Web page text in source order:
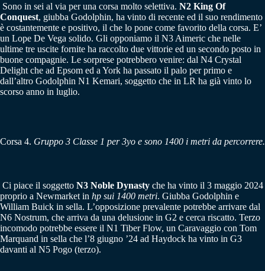
Sono in sei al via per una corsa molto selettiva. N2 King Of
Conquest, giubba Godolphin, ha vinto di recente ed il suo rendimento
è costantemente e positivo, il che lo pone come favorito della corsa. E’
un Lope De Vega solido. Gli opponiamo il N3 Aimeric che nelle
ultime tre uscite fornite ha raccolto due vittorie ed un secondo posto in
buone compagnie. Le sorprese potrebbero venire: dal N4 Crystal
Delight che ad Epsom ed a York ha passato il palo per primo e
dall’altro Godolphin N1 Kemari, soggetto che in LR ha già vinto lo
scorso anno in luglio.
Corsa 4. Gruppo 3 Classe 1 per 3yo e sono 1400 i metri da percorrere.
Ci piace il soggetto N3 Noble Dynasty che ha vinto il 3 maggio 2024
proprio a Newmarket in hp sui 1400 metri. Giubba Godolphin e
William Buick in sella. L’opposizione prevalente potrebbe arrivare dal
N6 Nostrum, che arriva da una delusione in G2 e cerca riscatto. Terzo
incomodo potrebbe essere il N1 Tiber Flow, un Caravaggio con Tom
Marquand in sella che l’8 giugno ’24 ad Haydock ha vinto in G3
davanti al N5 Pogo (terzo).